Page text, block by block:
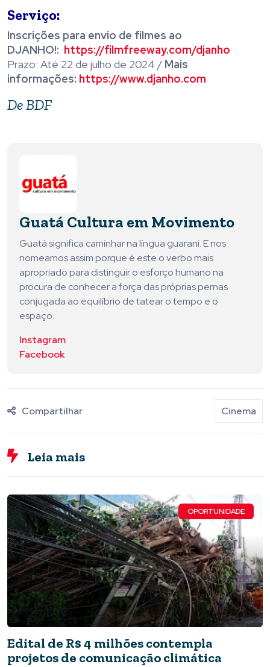
Serviço:
Inscrições para envio de filmes ao
DJANHO!: https://filmfreeway.com/djanho
Prazo: Até 22 de julho de 2024 / Mais
informações: https://www.djanho.com
De BDF
Guatá Cultura em Movimento
Guatá significa caminhar na língua guarani. E nos
nomeamos assim porque é este o verbo mais
apropriado para distinguir o esforço humano na
procura de conhecer a força das próprias pernas
conjugada ao equilíbrio de tatear o tempo e o
espaço.
Instagram
Facebook
Compartilhar Cinema
Leia mais
OPORTUNIDADE
Edital de R$ 4 milhões contempla
projetos de comunicação climática